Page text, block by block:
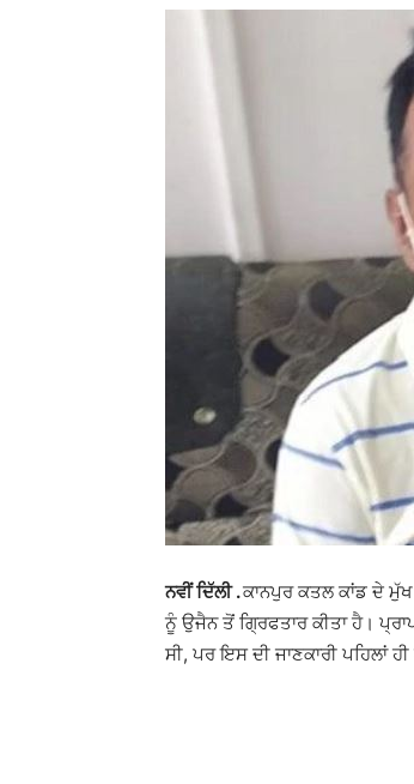
ਨਵੀਂ ਦਿੱਲੀ .ਕਾਨਪੁਰ ਕਤਲ ਕਾਂਡ ਦੇ
ਨੂੰ ਉਜੈਨ ਤੋਂ ਗ੍ਰਿਫਤਾਰ ਕੀਤਾ ਹੈ।
ਸੀ, ਪਰ ਇਸ ਦੀ ਜਾਣਕਾਰੀ ਪਹਿਲਾਂ